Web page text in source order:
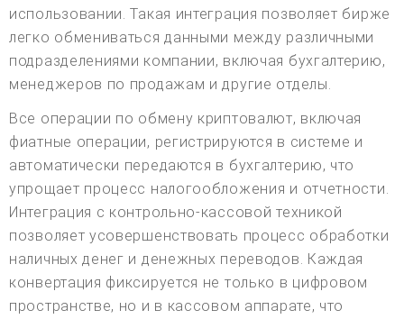
использовании. Такая интеграция позволяет бирже
легко обмениваться данными между различными
подразделениями компании, включая бухгалтерию,
менеджеров по продажам и другие отделы.
Все операции по обмену криптовалют, включая
фиатные операции, регистрируются в системе и
автоматически передаются в бухгалтерию, что
упрощает процесс налогообложения и отчетности.
Интеграция с контрольно-кассовой техникой
позволяет усовершенствовать процесс обработки
наличных денег и денежных переводов. Каждая
конвертация фиксируется не только в цифровом
пространстве, но и в кассовом аппарате, что